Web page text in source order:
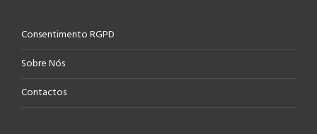
Consentimento RGPD
Sobre Nós
Contactos